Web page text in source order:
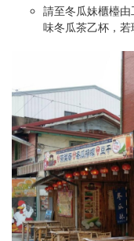
請至冬瓜妹櫃檯
味冬瓜茶乙杯，若